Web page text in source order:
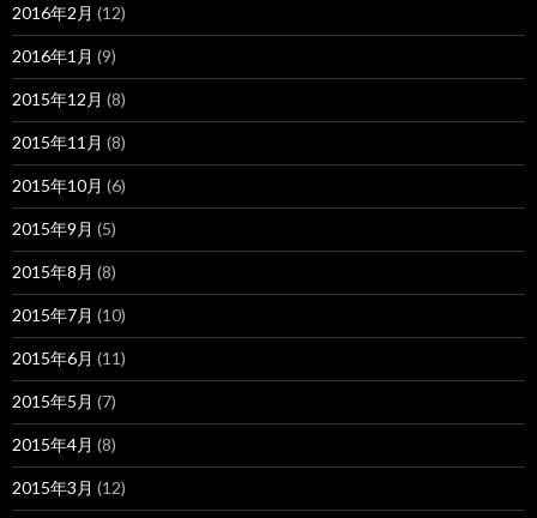
2016年2月 (12)
2016年1月 (9)
2015年12月 (8)
2015年11月 (8)
2015年10月 (6)
2015年9月 (5)
2015年8月 (8)
2015年7月 (10)
2015年6月 (11)
2015年5月 (7)
2015年4月 (8)
2015年3月 (12)